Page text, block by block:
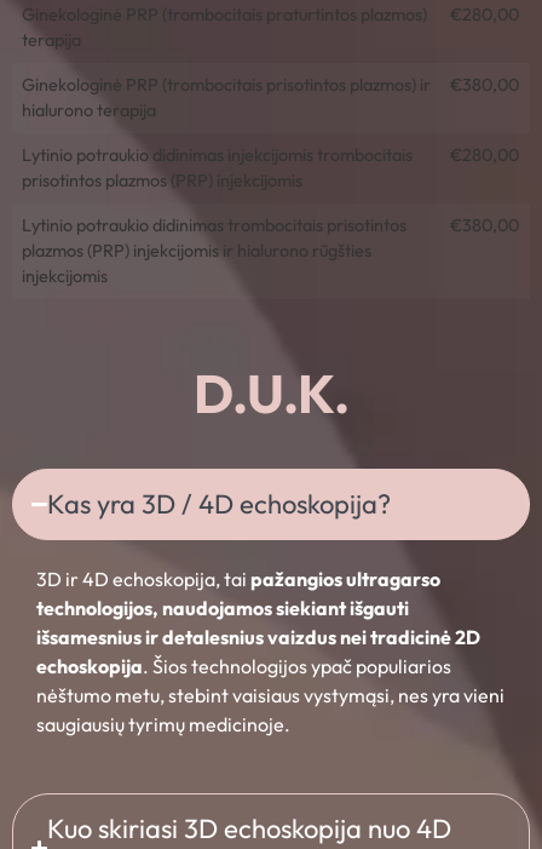
Ginekologinė PRP (trombocitais praturtintos plazmos)
terapija
€280,00
Ginekologinė PRP (trombocitais prisotintos plazmos) ir
hialurono terapija
€380,00
Lytinio potraukio didinimas injekcijomis trombocitais
prisotintos plazmos (PRP) injekcijomis
€280,00
Lytinio potraukio didinimas trombocitais prisotintos
plazmos (PRP) injekcijomis ir hialurono rūgšties
injekcijomis
€380,00
D.U.K.
Kas yra 3D / 4D echoskopija?
3D ir 4D echoskopija, tai pažangios ultragarso
technologijos, naudojamos siekiant išgauti
išsamesnius ir detalesnius vaizdus nei tradicinė 2D
echoskopija. Šios technologijos ypač populiarios
nėštumo metu, stebint vaisiaus vystymąsi, nes yra vieni
saugiausių tyrimų medicinoje.
Kuo skiriasi 3D echoskopija nuo 4D